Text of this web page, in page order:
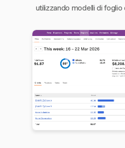
utilizzando modelli di foglio